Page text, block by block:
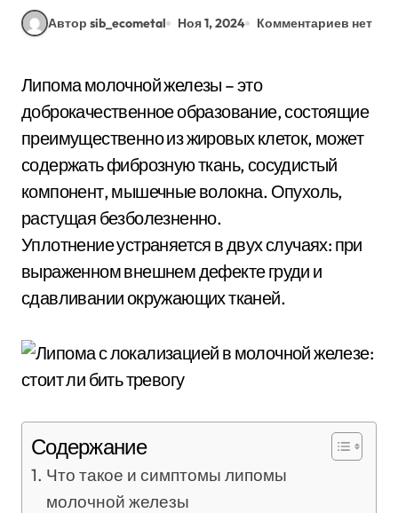
Автор sib_ecometal Ноя 1, 2024 Комментариев нет
Липома молочной железы – это
доброкачественное образование, состоящие
преимущественно из жировых клеток, может
содержать фиброзную ткань, сосудистый
компонент, мышечные волокна. Опухоль,
растущая безболезненно.
Уплотнение устраняется в двух случаях: при
выраженном внешнем дефекте груди и
сдавливании окружающих тканей.
Содержание
Что такое и симптомы липомы
молочной железы